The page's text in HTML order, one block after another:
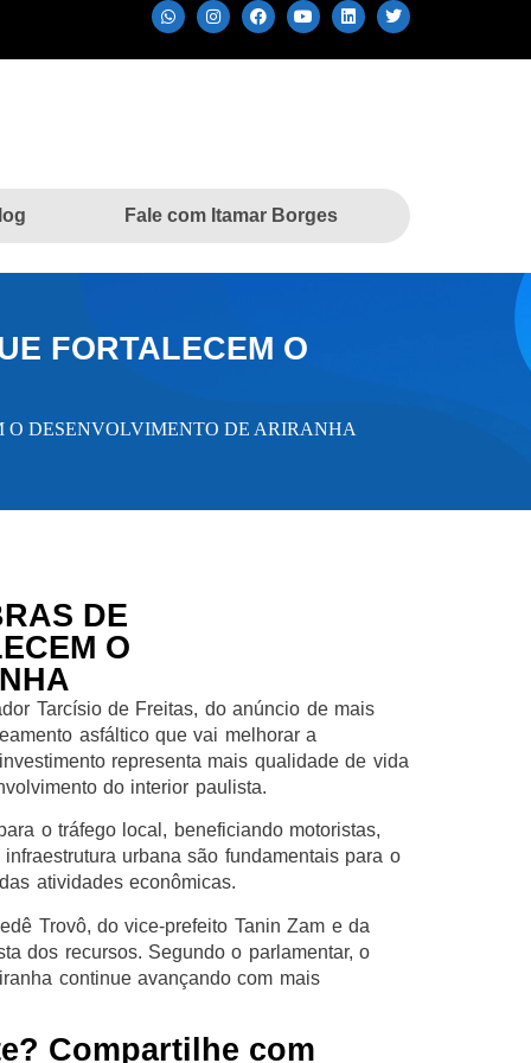
Fale com Itamar Borges
FORTALECEM O
O DESENVOLVIMENTO DE ARIRANHA
DE
O
Tarcísio de Freitas, do anúncio de mais
asfáltico que vai melhorar a
representa mais qualidade de vida
do interior paulista.
o tráfego local, beneficiando motoristas,
urbana são fundamentais para o
atividades econômicas.
Trovô, do vice-prefeito Tanin Zam e da
dos recursos. Segundo o parlamentar, o
continue avançando com mais
Compartilhe com